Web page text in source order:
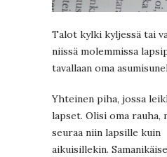
Talot kylki kyljessä tai
niissä molemmissa
tavallaan oma
Yhteinen piha, jossa
lapset. Olisi oma rauha,
seuraa niin lapsille kuin
aikuisillekin.